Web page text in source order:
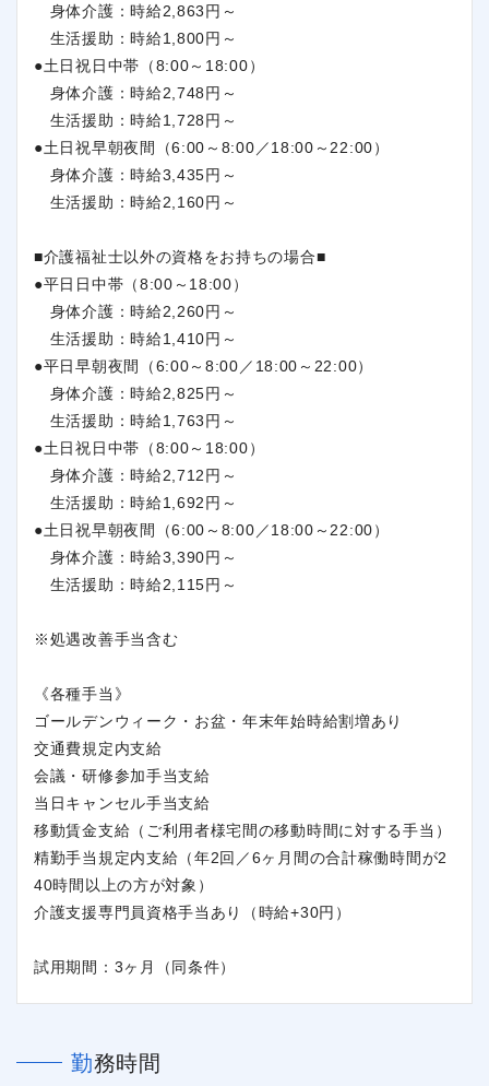
身体介護：時給2,863円～
生活援助：時給1,800円～
●土日祝日中帯（8:00～18:00）
身体介護：時給2,748円～
生活援助：時給1,728円～
●土日祝早朝夜間（6:00～8:00／18:00～22:00）
身体介護：時給3,435円～
生活援助：時給2,160円～
■介護福祉士以外の資格をお持ちの場合■
●平日日中帯（8:00～18:00）
身体介護：時給2,260円～
生活援助：時給1,410円～
●平日早朝夜間（6:00～8:00／18:00～22:00）
身体介護：時給2,825円～
生活援助：時給1,763円～
●土日祝日中帯（8:00～18:00）
身体介護：時給2,712円～
生活援助：時給1,692円～
●土日祝早朝夜間（6:00～8:00／18:00～22:00）
身体介護：時給3,390円～
生活援助：時給2,115円～
※処遇改善手当含む
《各種手当》
ゴールデンウィーク・お盆・年末年始時給割増あり
交通費規定内支給
会議・研修参加手当支給
当日キャンセル手当支給
移動賃金支給（ご利用者様宅間の移動時間に対する手当）
精勤手当規定内支給（年2回／6ヶ月間の合計稼働時間が2
40時間以上の方が対象）
介護支援専門員資格手当あり（時給+30円）
試用期間：3ヶ月（同条件）
勤務時間